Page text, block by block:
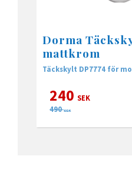
Dorma
mattkrom
Täckskylt DP7774 för
240 SEK
490 SEK